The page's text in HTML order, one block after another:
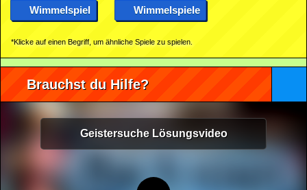
Wimmelspiel Wimmelspiele
*Klicke auf einen Begriff, um ähnliche Spiele zu spielen.
Brauchst du Hilfe?
Geistersuche Lösungsvideo